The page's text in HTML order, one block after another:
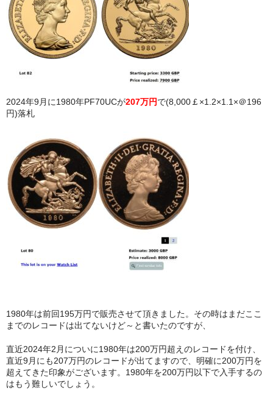
2024年9月に1980年PF70UCが207万円で(8,000￡×1.2×1.1×＠196
円)落札
1980年は前回195万円で販売させて頂きました。その時はまだここ
までのレコードは出てないけど～と書いたのですが、
直近2024年2月についに1980年は200万円超えのレコードを付け、
直近9月にも207万円のレコードが出てますので、明確に200万円を
超えてきた印象がございます。1980年を200万円以下で入手するの
はもう難しいでしょう。